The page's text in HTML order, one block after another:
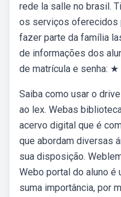
rede la salle no brasil.
os serviços oferecidos
fazer parte da família
de informações dos
de matrícula e senha: ★
Saiba como usar o
ao lex. Webas
acervo digital que é
que abordam diversas
sua disposição.
Webo portal do aluno é
suma importância, por